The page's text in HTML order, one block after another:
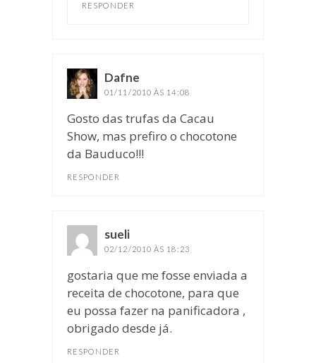
RESPONDER
Dafne
01/11/2010 ÀS 14:08
Gosto das trufas da Cacau
Show, mas prefiro o chocotone
da Bauduco!!!
RESPONDER
sueli
02/12/2010 ÀS 18:23
gostaria que me fosse enviada a
receita de chocotone, para que
eu possa fazer na panificadora ,
obrigado desde já.
RESPONDER